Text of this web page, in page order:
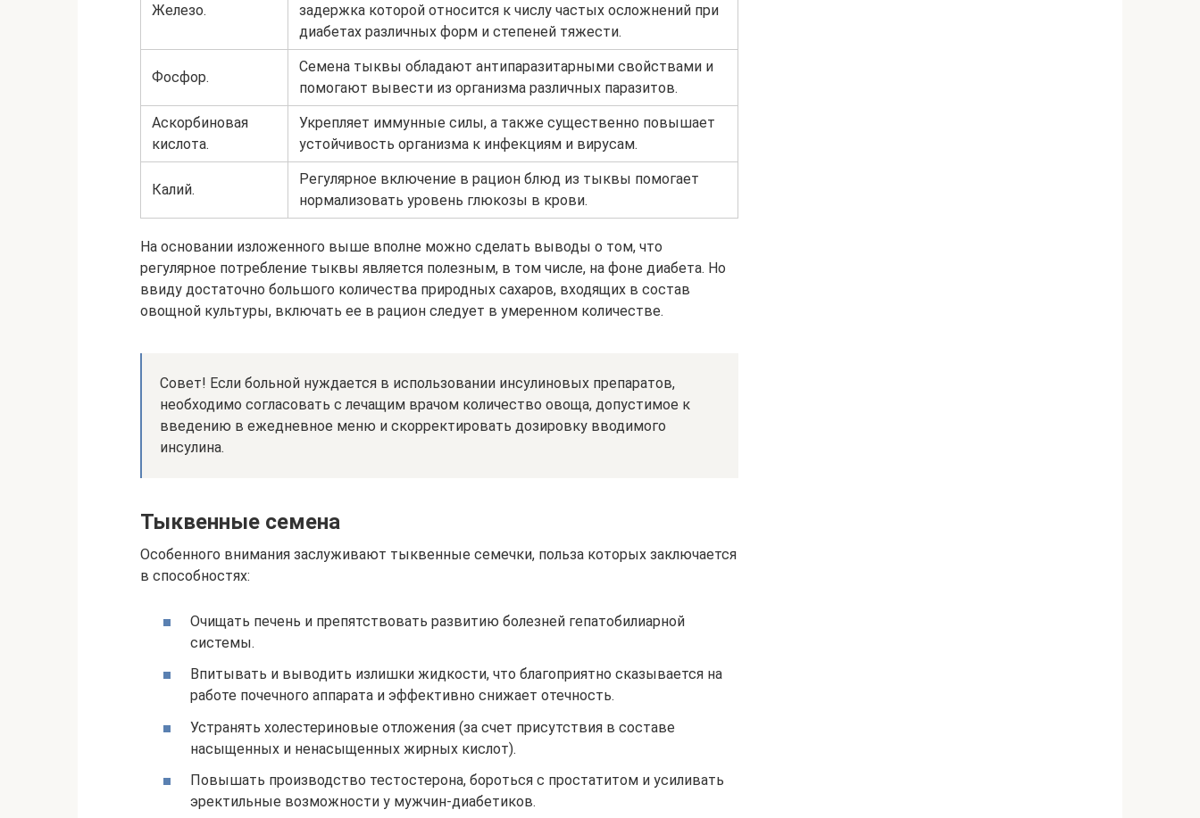
Железо.
задержка которой относится к числу частых осложнений при
диабетах различных форм и степеней тяжести.
Фосфор.
Семена тыквы обладают антипаразитарными свойствами и
помогают вывести из организма различных паразитов.
Аскорбиновая
кислота.
Укрепляет иммунные силы, а также существенно повышает
устойчивость организма к инфекциям и вирусам.
Калий.
Регулярное включение в рацион блюд из тыквы помогает
нормализовать уровень глюкозы в крови.
На основании изложенного выше вполне можно сделать выводы о том, что
регулярное потребление тыквы является полезным, в том числе, на фоне диабета. Но
ввиду достаточно большого количества природных сахаров, входящих в состав
овощной культуры, включать ее в рацион следует в умеренном количестве.
Совет! Если больной нуждается в использовании инсулиновых препаратов,
необходимо согласовать с лечащим врачом количество овоща, допустимое к
введению в ежедневное меню и скорректировать дозировку вводимого
инсулина.
Тыквенные семена
Особенного внимания заслуживают тыквенные семечки, польза которых заключается
в способностях:
Очищать печень и препятствовать развитию болезней гепатобилиарной
системы.
Впитывать и выводить излишки жидкости, что благоприятно сказывается на
работе почечного аппарата и эффективно снижает отечность.
Устранять холестериновые отложения (за счет присутствия в составе
насыщенных и ненасыщенных жирных кислот).
Повышать производство тестостерона, бороться с простатитом и усиливать
эректильные возможности у мужчин-диабетиков.